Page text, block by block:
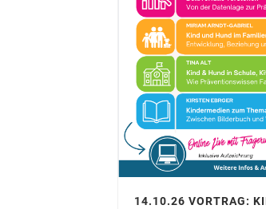
14.10.26 VORTRAG: